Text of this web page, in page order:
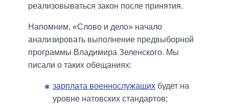
реализовываться закон после принятия.
Напомним, «Слово и дело» начало
анализировать выполнение предвыборной
программы Владимира Зеленского. Мы
писали о таких обещаниях:
зарплата военнослужащих будет на
уровне натовских стандартов;